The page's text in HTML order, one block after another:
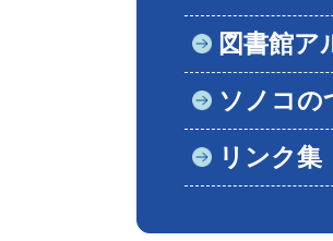
図書館ア
ソノコの
リンク集